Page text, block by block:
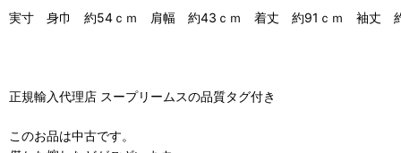
実寸 身巾 約54ｃｍ 肩幅 約43ｃｍ 着丈 約91ｃｍ 袖丈
正規輸入代理店 スープリームスの品質タグ付き
このお品は中古です。